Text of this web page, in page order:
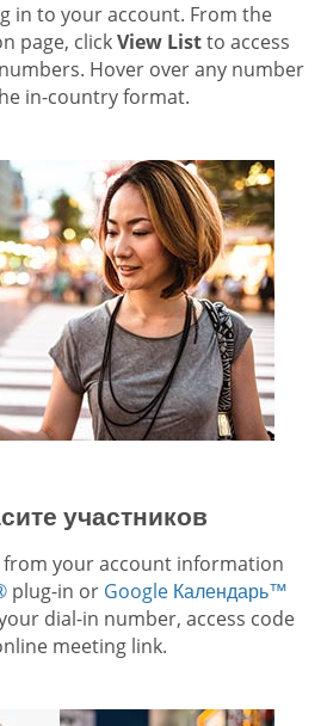
in to your account. From the
page, clickView Listto access
Hover over any number
in-country format.
участников
from your account information
plug-in or Google Календарь™
dial-in number, access code
meeting link.